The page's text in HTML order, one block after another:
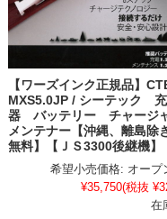
【ワーズインク正規品】
MXS5.0JP / シーテック
器 バッテリー チャージ
メンテナー【沖縄、離島除
無料】【ＪＳ3300後継機】
希望小売価格: オープ
¥35,750(税抜
在